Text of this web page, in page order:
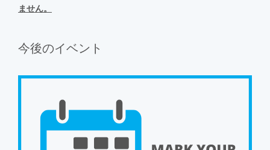
ません。
今後のイベント